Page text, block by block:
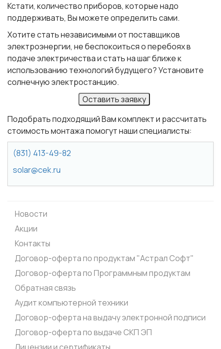
Кстати, количество приборов, которые надо
поддерживать, Вы можете определить сами.
Хотите стать независимыми от поставщиков
электроэнергии, не беспокоиться о перебоях в
подаче электричества и стать на шаг ближе к
использованию технологий будущего? Установите
солнечную электростанцию.
Оставить заявку
Подобрать подходящий Вам комплект и рассчитать
стоимость монтажа помогут наши специалисты:
(831) 413-49-82
solar@cek.ru
Новости
Акции
Контакты
Договор-оферта по продуктам "Астрал Софт"
Договор-оферта по Программным продуктам
Обратная связь
Аудит компьютерной техники
Договор-оферта на выдачу электронной подписи
Договор-оферта по выдаче СКП ЭП